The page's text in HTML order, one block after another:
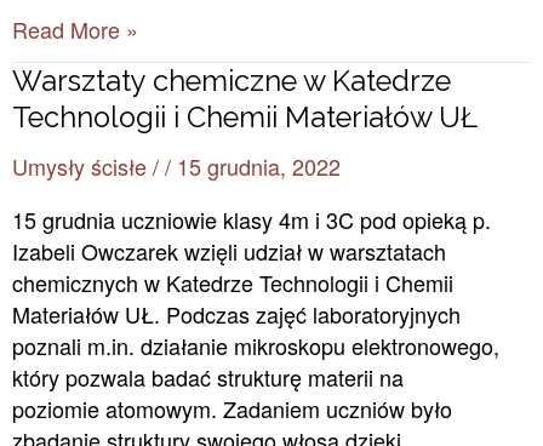
Read More »
Warsztaty chemiczne w Katedrze
Technologii i Chemii Materiałów UŁ
Umysły ścisłe// 15 grudnia, 2022
15 grudnia uczniowie klasy 4m i 3C pod opieką p.
Izabeli Owczarek wzięli udział w warsztatach
chemicznych w Katedrze Technologii i Chemii
Materiałów UŁ. Podczas zajęć laboratoryjnych
poznali m.in. działanie mikroskopu elektronowego,
który pozwala badać strukturę materii na
poziomie atomowym. Zadaniem uczniów było
Warsztaty
chemiczne
Katedrze
Chemii
Materiałów
UŁ